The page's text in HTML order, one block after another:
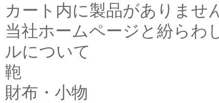
カート内に製品がありませ
当社ホームページと紛らわ
ルについて
鞄
財布・小物